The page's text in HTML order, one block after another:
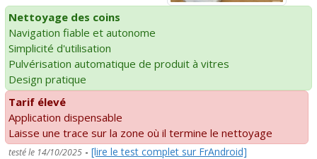
Nettoyage des coins
Navigation fiable et autonome
Simplicité d'utilisation
Pulvérisation automatique de produit à vitres
Design pratique
Tarif élevé
Application dispensable
Laisse une trace sur la zone où il termine le nettoyage
testé le 14/10/2025 - [lire le test complet sur FrAndroid]